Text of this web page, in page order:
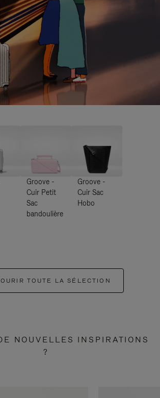
Groove -
Cuir Petit
Sac
bandoulière
Groove -
Cuir Sac
Hobo
TOUTE LA SÉLECTION
NOUVELLES INSPIRATIONS
?